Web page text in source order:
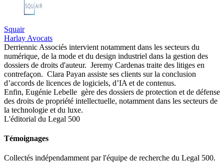
Squair
Harlay Avocats
Derriennic Associés intervient notamment dans les secteurs du
numérique, de la mode et du design industriel dans la gestion des
dossiers de droits d'auteur. Jeremy Cardenas traite des litiges en
contrefaçon. Clara Payan assiste ses clients sur la conclusion
d’accords de licences de logiciels, d’IA et de contenus.
Enfin, Eugénie Lebelle gère des dossiers de protection et de défense
des droits de propriété intellectuelle, notamment dans les secteurs de
la technologie et du luxe.
L'éditorial du Legal 500
Témoignages
Collectés indépendamment par l'équipe de recherche du Legal 500.